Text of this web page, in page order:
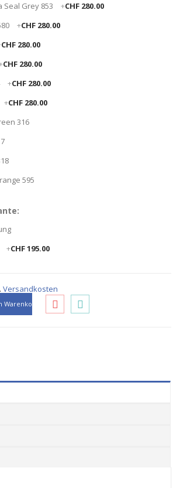
Seal Grey 853
+CHF 280.00
+CHF 280.00
CHF 280.00
CHF 280.00
+CHF 280.00
+CHF 280.00
316
595
+CHF 195.00
Versandkosten
Warenkorb